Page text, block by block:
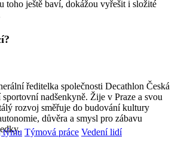
toho ještě baví, dokážou vyřešit i složité
ředitelka společnosti Decathlon Česká
sportovní nadšenkyně. Žije v Praze a svou
rozvoj směřuje do budování kultury
důvěra a smysl pro zábavu
týmu Týmová práce Vedení lidí